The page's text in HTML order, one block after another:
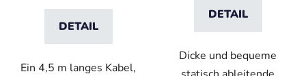
DETAIL
Ein 4,5 m langes Kabel,
DETAIL
Dicke und bequeme